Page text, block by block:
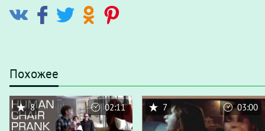
Похожее
8 02:11 7 03:00